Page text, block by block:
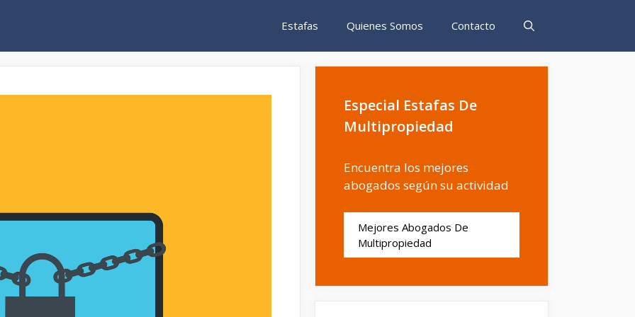
Estafas Quienes Somos Contacto
Especial Estafas De
Multipropiedad
Encuentra los mejores
abogados según su actividad
Mejores Abogados De
Multipropiedad